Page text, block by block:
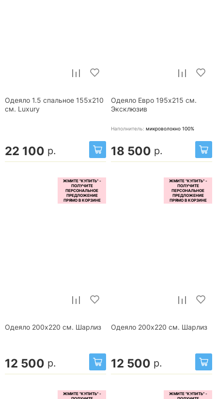
Одеяло 1.5 спальное 155x210
см. Luxury
22 100 р.
Одеяло Евро 195x215 см.
Эксклюзив
Наполнитель: микроволокно 100%
18 500 р.
Одеяло 200x220 см. Шарлиз
12 500 р.
Одеяло 200x220 см. Шарлиз
12 500 р.